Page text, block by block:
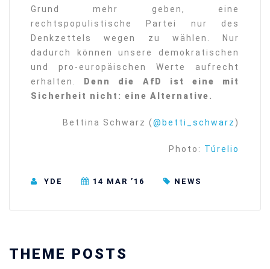
Grund mehr geben, eine
rechtspopulistische Partei nur des
Denkzettels wegen zu wählen. Nur
dadurch können unsere demokratischen
und pro-europäischen Werte aufrecht
erhalten.
Denn die AfD ist eine mit
Sicherheit nicht: eine Alternative.
Bettina Schwarz (@betti_schwarz )
Photo: Túrelio
YDE 14 MAR ’16 NEWS
THEME POSTS